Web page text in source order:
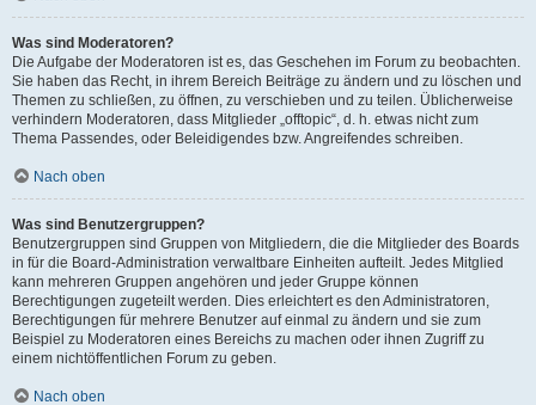
Was sind Moderatoren?
Die Aufgabe der Moderatoren ist es, das Geschehen im Forum zu beobachten.
Sie haben das Recht, in ihrem Bereich Beiträge zu ändern und zu löschen und
Themen zu schließen, zu öffnen, zu verschieben und zu teilen. Üblicherweise
verhindern Moderatoren, dass Mitglieder „offtopic“, d. h. etwas nicht zum
Thema Passendes, oder Beleidigendes bzw. Angreifendes schreiben.
Nach oben
Was sind Benutzergruppen?
Benutzergruppen sind Gruppen von Mitgliedern, die die Mitglieder des Boards
in für die Board-Administration verwaltbare Einheiten aufteilt. Jedes Mitglied
kann mehreren Gruppen angehören und jeder Gruppe können
Berechtigungen zugeteilt werden. Dies erleichtert es den Administratoren,
Berechtigungen für mehrere Benutzer auf einmal zu ändern und sie zum
Beispiel zu Moderatoren eines Bereichs zu machen oder ihnen Zugriff zu
einem nichtöffentlichen Forum zu geben.
Nach oben